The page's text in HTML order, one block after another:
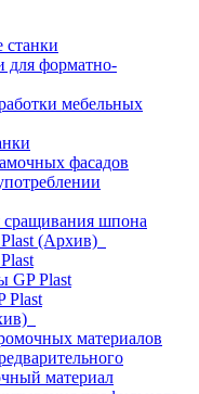
станки
форматно-
мебельных
фасадов
сращивания шпона
(Архив)
GP Plast
Plast
материалов
материал